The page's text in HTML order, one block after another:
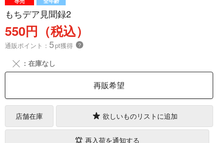
もちデア見聞録2
550円（税込）
通販ポイント： 5pt獲得 ？
╳ ：在庫なし
再販希望
店舗在庫 欲しいものリストに追加
再入荷を通知する